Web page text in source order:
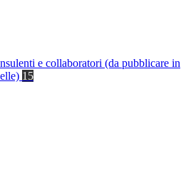
e collaboratori (da pubblicare in
15